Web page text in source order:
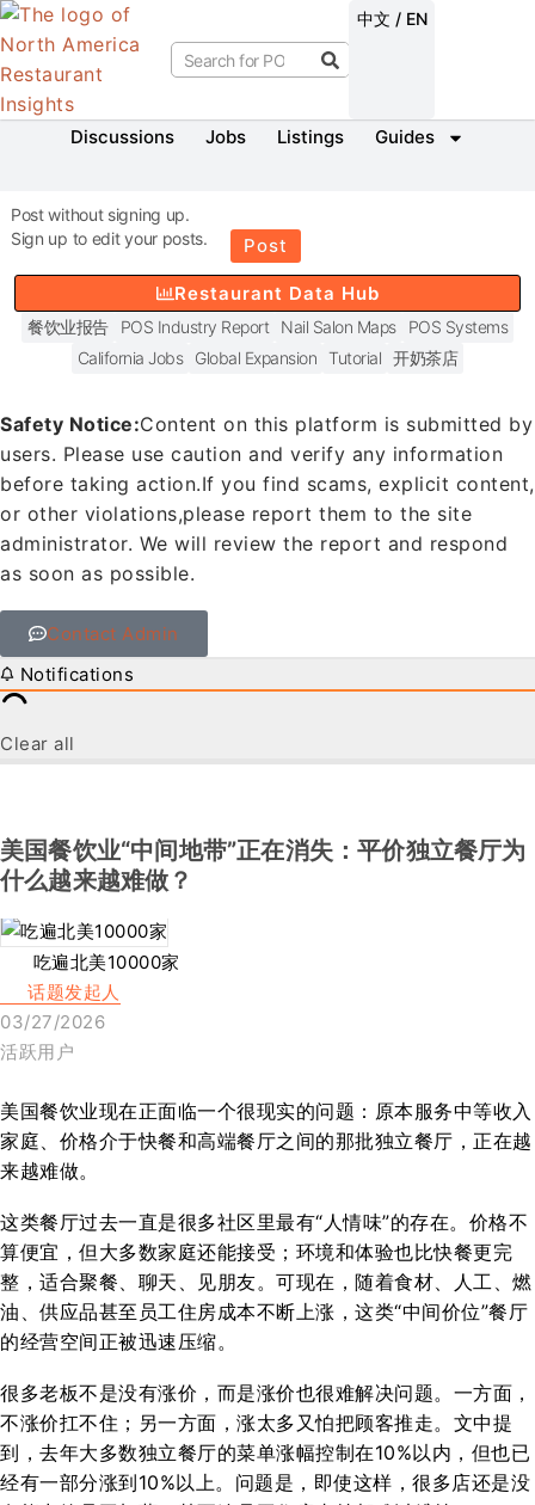
中文 / EN
Discussions Jobs Listings Guides
Post without signing up.
Sign up to edit your posts.
Post
Restaurant Data Hub
餐饮业报告 POS Industry Report Nail Salon Maps
POS Systems
California Jobs
Global Expansion Tutorial 开奶茶店
Safety Notice:Content on this platform is submitted by
users. Please use caution and verify any information
before taking action.If you find scams, explicit content,
or other violations,please report them to the site
administrator. We will review the report and respond
as soon as possible.
Contact Admin
Notifications
Clear all
美国餐饮业“中间地带”正在消失：平价独立餐厅为
什么越来越难做？
吃遍北美10000家
话题发起人
03/27/2026
活跃用户
美国餐饮业现在正面临一个很现实的问题：原本服务中等收入
家庭、价格介于快餐和高端餐厅之间的那批独立餐厅，正在越
来越难做。
这类餐厅过去一直是很多社区里最有“人情味”的存在。价格不
算便宜，但大多数家庭还能接受；环境和体验也比快餐更完
整，适合聚餐、聊天、见朋友。可现在，随着食材、人工、燃
油、供应品甚至员工住房成本不断上涨，这类“中间价位”餐厅
的经营空间正被迅速压缩。
很多老板不是没有涨价，而是涨价也很难解决问题。一方面，
不涨价扛不住；另一方面，涨太多又怕把顾客推走。文中提
到，去年大多数独立餐厅的菜单涨幅控制在10%以内，但也已
经有一部分涨到10%以上。问题是，即使这样，很多店还是没